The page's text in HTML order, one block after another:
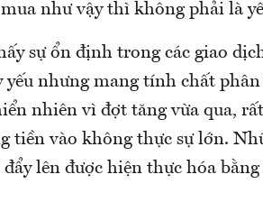
như vậy thì không phải là
sự ổn định trong các giao
yếu nhưng mang tính chất
nhiên vì đợt tăng vừa qua,
tiền vào không thực sự lớn.
lên được hiện thực hóa